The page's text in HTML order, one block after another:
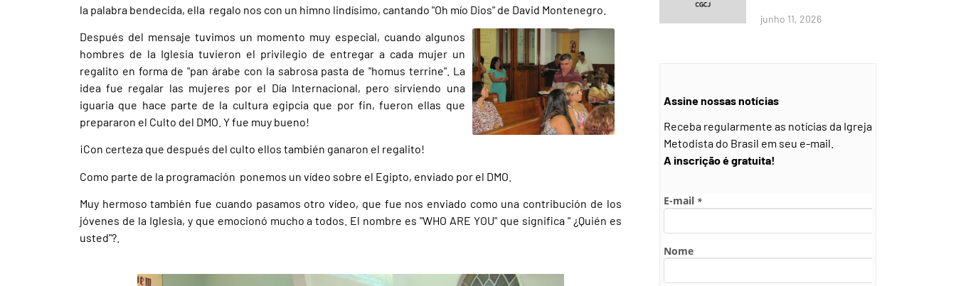
la palabra bendecida, ella regalo nos con un himno lindísimo, cantando "Oh mío Dios" de David Montenegro.
Después del mensaje tuvimos un momento muy especial, cuando algunos
hombres de la Iglesia tuvieron el privilegio de entregar a cada mujer un
regalito en forma de "pan árabe con la sabrosa pasta de "homus terrine". La
idea fue regalar las mujeres por el Día Internacional, pero sirviendo una
iguaria que hace parte de la cultura egipcia que por fin, fueron ellas que
prepararon el Culto del DMO. Y fue muy bueno!
¡Con certeza que después del culto ellos también ganaron el regalito!
Como parte de la programación ponemos un vídeo sobre el Egipto, enviado por el DMO.
Muy hermoso también fue cuando pasamos otro vídeo, que fue nos enviado como una contribución de los
jóvenes de la Iglesia, y que emocionó mucho a todos. El nombre es "WHO ARE YOU" que significa " ¿Quién es
usted"?.
junho 11, 2026
Assine nossas notícias
Receba regularmente as notícias da Igreja
Metodista do Brasil em seu e-mail.
A inscrição é gratuita!